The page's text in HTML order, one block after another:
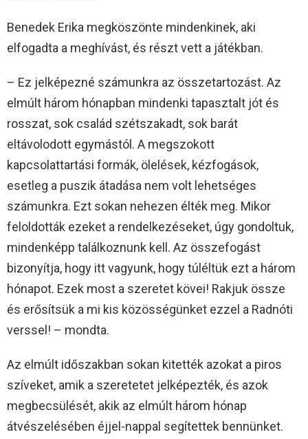
Benedek Erika megköszönte mindenkinek, aki
elfogadta a meghívást, és részt vett a játékban.
– Ez jelképezné számunkra az összetartozást. Az
elmúlt három hónapban mindenki tapasztalt jót és
rosszat, sok család szétszakadt, sok barát
eltávolodott egymástól. A megszokott
kapcsolattartási formák, ölelések, kézfogások,
esetleg a puszik átadása nem volt lehetséges
számunkra. Ezt sokan nehezen élték meg. Mikor
feloldották ezeket a rendelkezéseket, úgy gondoltuk,
mindenképp találkoznunk kell. Az összefogást
bizonyítja, hogy itt vagyunk, hogy túléltük ezt a három
hónapot. Ezek most a szeretet kövei! Rakjuk össze
és erősítsük a mi kis közösségünket ezzel a Radnóti
verssel! – mondta.
Az elmúlt időszakban sokan kitették azokat a piros
szíveket, amik a szeretetet jelképezték, és azok
megbecsülését, akik az elmúlt három hónap
átvészelésében éjjel-nappal segítettek bennünket.